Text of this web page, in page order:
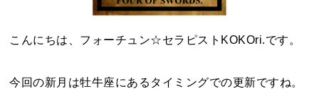
こんにちは、フォーチュン☆セラピストKOKOri.です。
今回の新月は牡牛座にあるタイミングでの更新ですね。